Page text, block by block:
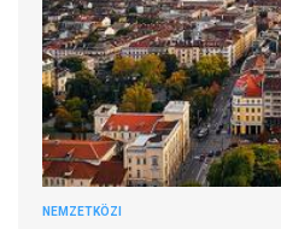
NEMZETKÖZI